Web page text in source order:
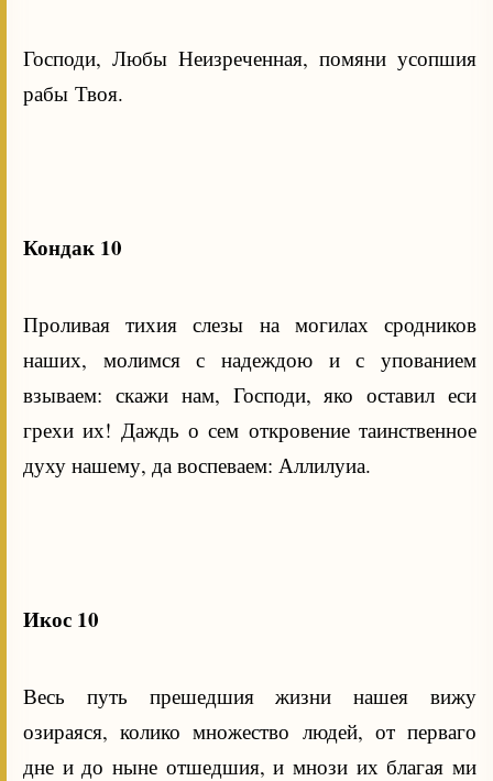
Господи, Любы Неизреченная, помяни усопшия
рабы Твоя.
Кондак 10
Проливая тихия слезы на могилах сродников
наших, молимся с надеждою и с упованием
взываем: скажи нам, Господи, яко оставил еси
грехи их! Даждь о сем откровение таинственное
духу нашему, да воспеваем: Аллилуиа.
Икос 10
Весь путь прешедшия жизни нашея вижу
озираяся, колико множество людей, от перваго
дне и до ныне отшедшия, и мнози их благая ми